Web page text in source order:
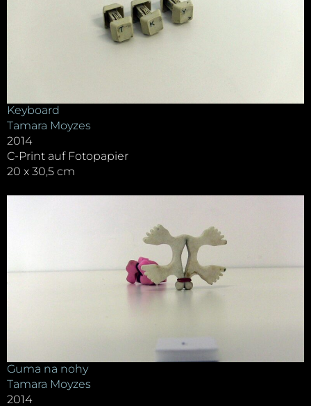
Keyboard
Tamara Moyzes
2014
C-Print auf Fotopapier
20 x 30,5 cm
Guma na nohy
Tamara Moyzes
2014